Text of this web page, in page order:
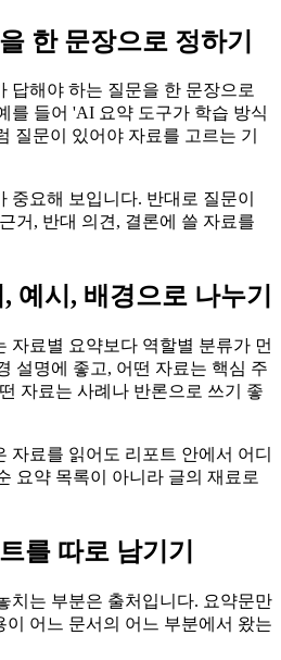
한 문장으로 정하기
답해야 하는 질문을 한 문장으로
를 들어 'AI 요약 도구가 학습 방식
질문이 있어야 자료를 고르는 기
중요해 보입니다. 반대로 질문이
거, 반대 의견, 결론에 쓸 자료를
예시, 배경으로 나누기
자료별 요약보다 역할별 분류가 먼
설명에 좋고, 어떤 자료는 핵심 주
자료는 사례나 반론으로 쓰기 좋
자료를 읽어도 리포트 안에서 어디
요약 목록이 아니라 글의 재료로
를 따로 남기기
치는 부분은 출처입니다. 요약문만
어느 문서의 어느 부분에서 왔는